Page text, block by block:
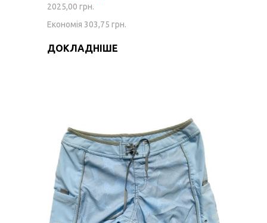
2025,00 грн.
Економія 303,75 грн.
ДОКЛАДНІШЕ